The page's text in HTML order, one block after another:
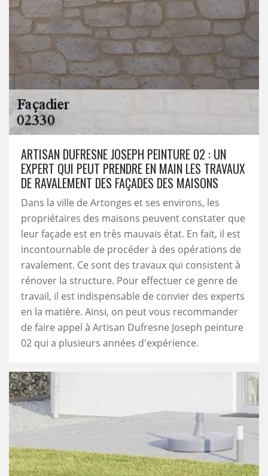
ARTISAN DUFRESNE JOSEPH PEINTURE 02 : UN
EXPERT QUI PEUT PRENDRE EN MAIN LES TRAVAUX
DE RAVALEMENT DES FAÇADES DES MAISONS
Dans la ville de Artonges et ses environs, les
propriétaires des maisons peuvent constater que
leur façade est en très mauvais état. En fait, il est
incontournable de procéder à des opérations de
ravalement. Ce sont des travaux qui consistent à
rénover la structure. Pour effectuer ce genre de
travail, il est indispensable de convier des experts
en la matière. Ainsi, on peut vous recommander
de faire appel à Artisan Dufresne Joseph peinture
02 qui a plusieurs années d'expérience.